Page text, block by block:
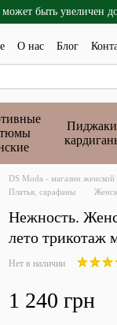
быть увеличен
О нас Блог
DS Moda - магазин
Платья, сарафаны
Нежность.
лето трикотаж
Нет в наличии
1 240 грн